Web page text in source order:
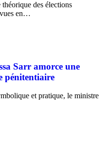
des élections
en…
Sarr amorce une
pénitentiaire
et pratique, le ministre